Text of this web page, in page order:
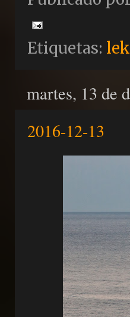
Etiquetas:
martes, 13 de
2016-12-13